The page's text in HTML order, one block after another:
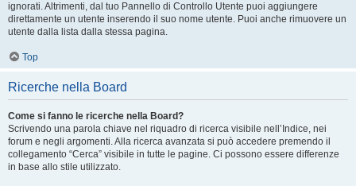
ignorati. Altrimenti, dal tuo Pannello di Controllo Utente puoi aggiungere
direttamente un utente inserendo il suo nome utente. Puoi anche rimuovere un
utente dalla lista dalla stessa pagina.
Top
Ricerche nella Board
Come si fanno le ricerche nella Board?
Scrivendo una parola chiave nel riquadro di ricerca visibile nell’Indice, nei
forum e negli argomenti. Alla ricerca avanzata si può accedere premendo il
collegamento “Cerca” visibile in tutte le pagine. Ci possono essere differenze
in base allo stile utilizzato.